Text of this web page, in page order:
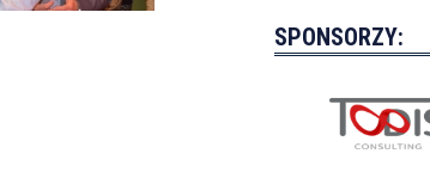
SPONSORZY: